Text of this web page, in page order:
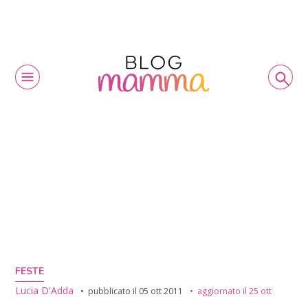
FESTE
Lucia D'Adda
pubblicato il 05 ott 2011 aggiornato il25 ott